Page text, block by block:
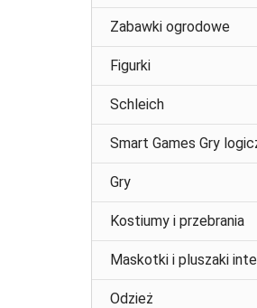
Zabawki ogrodowe
Figurki
Schleich
Smart Games Gry
Gry
Kostiumy i przebrania
Maskotki i pluszaki
Odzież